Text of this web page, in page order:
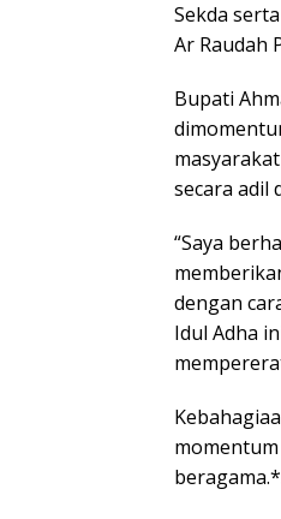
Sekda
Ar Raudah
Bupati
secara adil
“Saya
dengan
Idul Adha